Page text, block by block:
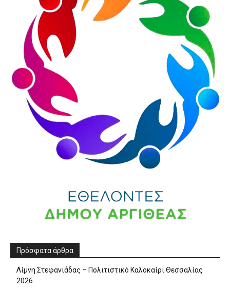
Πρόσφατα άρθρα
Λίμνη Στεφανιάδας – Πολιτιστικό Καλοκαίρι Θεσσαλίας
2026